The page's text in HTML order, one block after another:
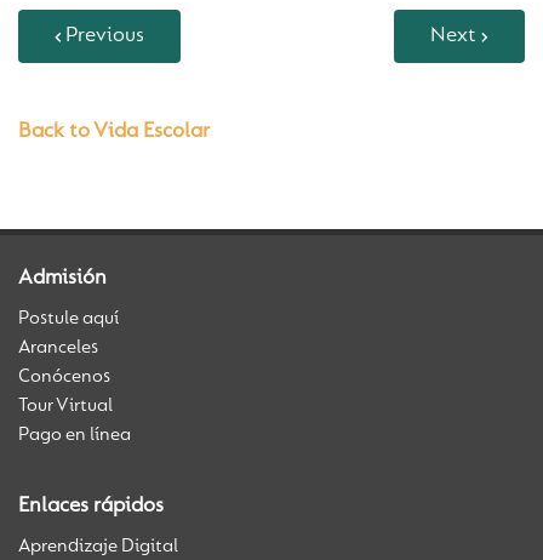
Previous Next
Back to Vida Escolar
Admisión
Postule aquí
Aranceles
Conócenos
Tour Virtual
Pago en línea
Enlaces rápidos
Aprendizaje Digital